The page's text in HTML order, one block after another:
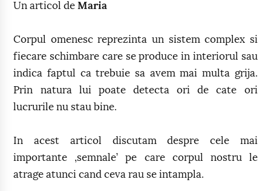
Un articol deMaria
Corpul omenesc reprezinta un sistem complex si
fiecare schimbare care se produce in interiorul sau
indica faptul ca trebuie sa avem mai multa grija.
Prin natura lui poate detecta ori de cate ori
lucrurile nu stau bine.
In acest articol discutam despre cele mai
importante ,semnale’ pe care corpul nostru le
atrage atunci cand ceva rau se intampla.